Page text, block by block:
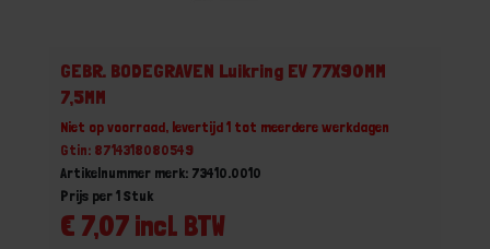
GEBR. BODEGRAVEN Luikring EV 77X90MM
7,5MM
Niet op voorraad, levertijd 1 tot meerdere werkdagen
Gtin: 8714318080549
Artikelnummer merk: 73410.0010
€ 7,07 incl. BTW
Prijs per 1 Stuk